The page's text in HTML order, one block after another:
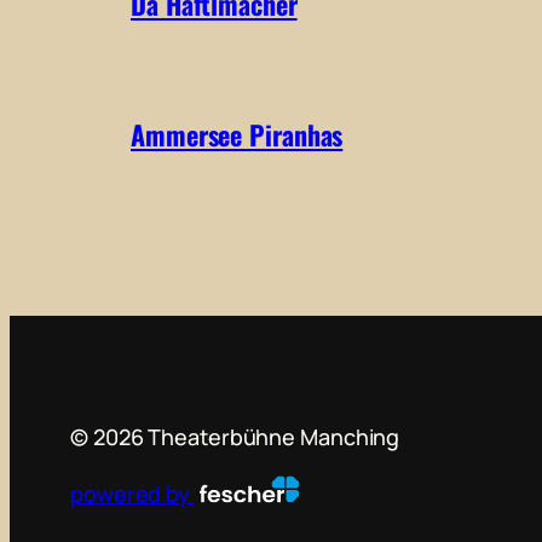
Ammersee Piranhas
© 2026Theaterbühne Manching
powered by